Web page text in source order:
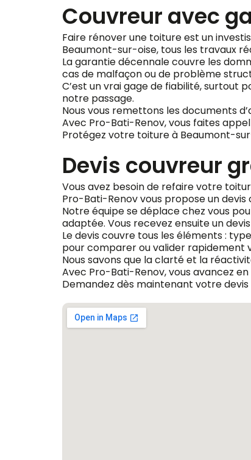
Couvreur avec
Faire rénover une toiture est un
Beaumont-sur-oise, tous les travaux
La garantie décennale couvre les
cas de malfaçon ou de problème
C’est un vrai gage de fiabilité, surtout
notre passage.
Nous vous remettons les documents
Avec Pro-Bati-Renov, vous faites
Protégez votre toiture à Beaumont-
Devis couvreur
Vous avez besoin de refaire votre
Pro-Bati-Renov vous propose un
Notre équipe se déplace chez vous
adaptée. Vous recevez ensuite un
Le devis couvre tous les éléments :
pour comparer ou valider rapidement
Nous savons que la clarté et la
Avec Pro-Bati-Renov, vous avancez
Demandez dès maintenant votre